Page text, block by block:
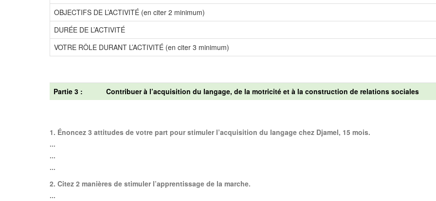
OBJECTIFS DE L’ACTIVITÉ (en citer 2 minimum)
DURÉE DE L’ACTIVITÉ
VOTRE RÔLE DURANT L’ACTIVITÉ (en citer 3 minimum)
Partie 3 : Contribuer à l’acquisition du langage, de la motricité et à la construction de relations sociales
1. Énoncez 3 attitudes de votre part pour stimuler l’acquisition du langage chez Djamel, 15 mois.
...
...
...
2. Citez 2 manières de stimuler l’apprentissage de la marche.
...